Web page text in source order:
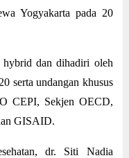
Yogyakarta pada 20
hybrid dan dihadiri oleh
serta undangan khusus
CEPI, Sekjen OECD,
GISAID.
dr. Siti Nadia